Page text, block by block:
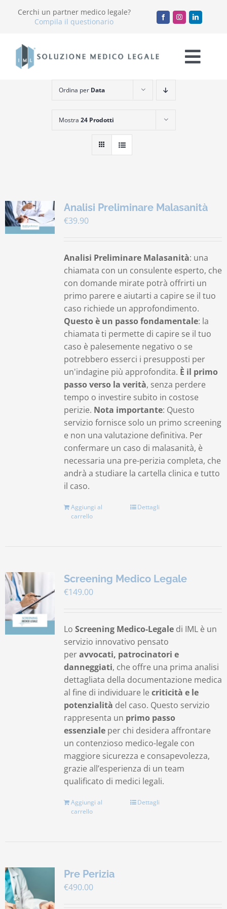
Cerchi un partner medico legale?
Compila il questionario
Chi Siamo
Servizi
Accademia
Lavora con noi
Carrello
Ordina per Data
Mostra 24 Prodotti
Analisi Preliminare Malasanità
€39.90
Analisi Preliminare Malasanità: una
chiamata con un consulente esperto, che
con domande mirate potrà offrirti un
primo parere e aiutarti a capire se il tuo
caso richiede un approfondimento.
Questo è un passo fondamentale: la
chiamata ti permette di capire se il tuo
caso è palesemente negativo o se
potrebbero esserci i presupposti per
un'indagine più approfondita. È il primo
passo verso la verità, senza perdere
tempo o investire subito in costose
perizie. Nota importante: Questo
servizio fornisce solo un primo screening
e non una valutazione definitiva. Per
confermare un caso di malasanità, è
necessaria una pre-perizia completa, che
andrà a studiare la cartella clinica e tutto
il caso.
Aggiungi al
carrello
Dettagli
Screening Medico Legale
€149.00
Lo Screening Medico-Legaledi IML è un
servizio innovativo pensato
peravvocati, patrocinatori e
danneggiati, che offre una prima analisi
dettagliata della documentazione medica
al fine di individuare le criticità e le
potenzialità del caso. Questo servizio
rappresenta un primo passo
essenzialeper chi desidera affrontare
un contenzioso medico-legale con
maggiore sicurezza e consapevolezza,
grazie all’esperienza di un team
qualificato di medici legali.
Aggiungi al
carrello
Dettagli
Pre Perizia
€490.00